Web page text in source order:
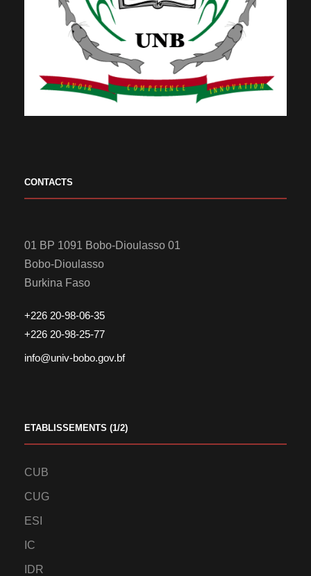
CONTACTS
01 BP 1091 Bobo-Dioulasso 01
Bobo-Dioulasso
Burkina Faso
+226 20-98-06-35
+226 20-98-25-77
info@univ-bobo.gov.bf
ETABLISSEMENTS (1/2)
CUB
CUG
ESI
IC
IDR